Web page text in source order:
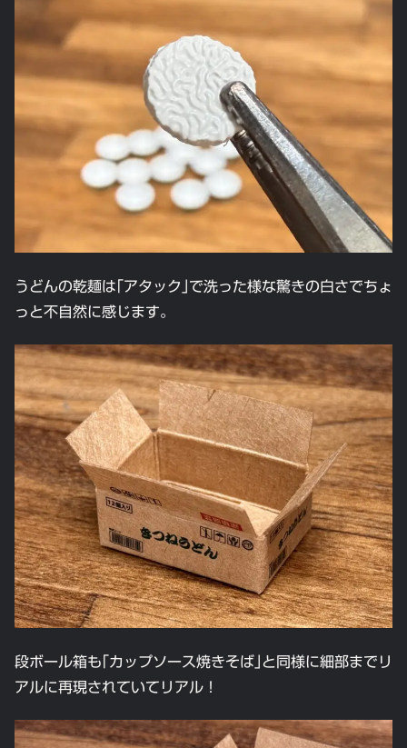
うどんの乾麺は｢アタック｣で洗った様な驚きの白さでちょ
っと不自然に感じます。
段ボール箱も｢カップソース焼きそば｣と同様に細部までリ
アルに再現されていてリアル！